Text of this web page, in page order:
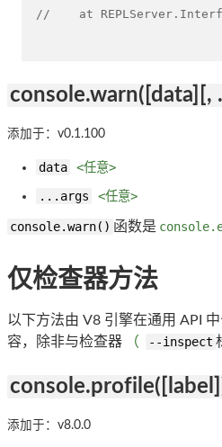
//    at
console.warn([data][,
添加于：v0.1.100
data
<任意>
...args
<任意>
console.warn() 函数是
仅检查器方法
以下方法由 V8 引擎在通用 API
容，除非与检查器
（ --inspect
添加于：v8.0.0